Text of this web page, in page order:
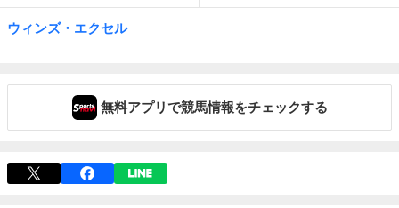
ウィンズ・エクセル
無料アプリで競馬情報をチェックする